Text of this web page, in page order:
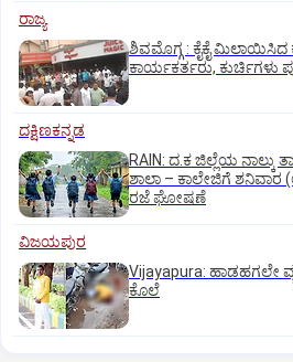
ರಾಜ್ಯ
ಶಿವಮೊಗ್ಗ : ಕೈಕೈ ಮಿಲಾಯಿಸಿದ
ಕಾರ್ಯಕರ್ತರು, ಕುರ್ಚಿಗಳು
ದಕ್ಷಿಣಕನ್ನಡ
RAIN: ದ.ಕ ಜಿಲ್ಲೆಯ ನಾಲ್ಕು
ಶಾಲಾ – ಕಾಲೇಜಿಗೆ ಶನಿವಾರ
ರಜೆ ಘೋಷಣೆ
ವಿಜಯಪುರ
Vijayapura: ಹಾಡಹಗಲೇ
ಕೊಲೆ